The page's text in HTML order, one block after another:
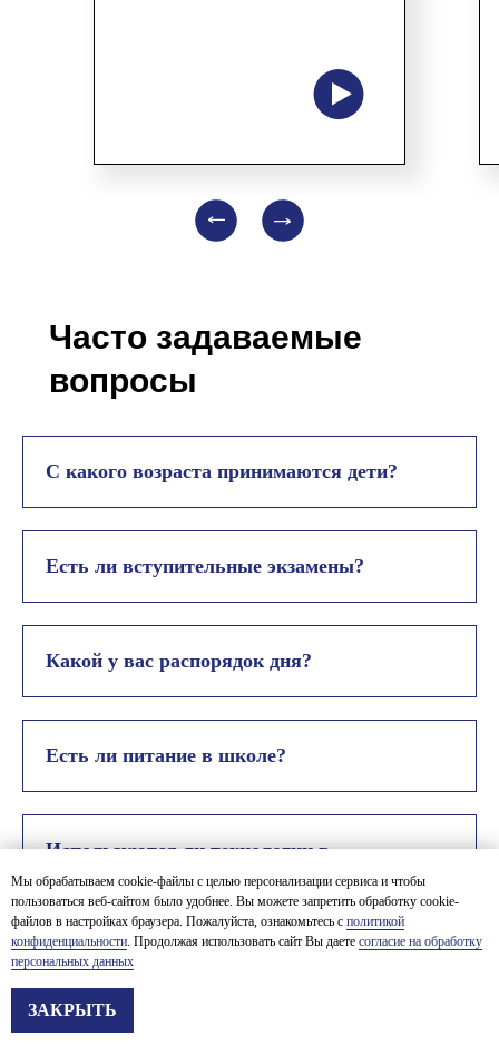
Часто задаваемые
вопросы
С какого возраста принимаются дети?
Есть ли вступительные экзамены?
Какой у вас распорядок дня?
Есть ли питание в школе?
Используются ли технологии в
обучении?
Как осуществляется связь с
родителями?
СПЕЦИАЛЬНОЕ ПРЕДЛОЖЕНИЕ
Мы обрабатываем cookie-файлы с целью персонализации сервиса и чтобы
пользоваться веб-сайтом было удобнее. Вы можете запретить обработку cookie-
файлов в настройках браузера. Пожалуйста, ознакомьтесь с политикой
конфиденциальности. Продолжая использовать сайт Вы даете согласие на обработку
персональных данных
ЗАКРЫТЬ